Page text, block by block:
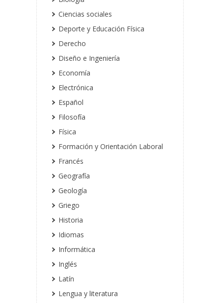
Ciencias sociales
Deporte y Educación Física
Derecho
Diseño e Ingeniería
Economía
Electrónica
Español
Filosofía
Física
Formación y Orientación Laboral
Francés
Geografía
Geología
Griego
Historia
Idiomas
Informática
Inglés
Latín
Lengua y literatura